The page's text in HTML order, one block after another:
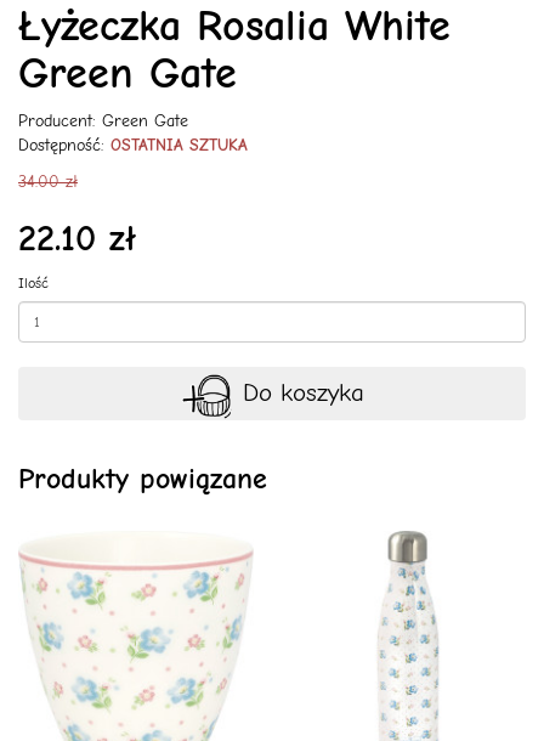
Łyżeczka Rosalia White
Green Gate
Producent: Green Gate
Dostępność: OSTATNIA SZTUKA
34.00 zł
22.10 zł
Ilość
Do koszyka
Produkty powiązane